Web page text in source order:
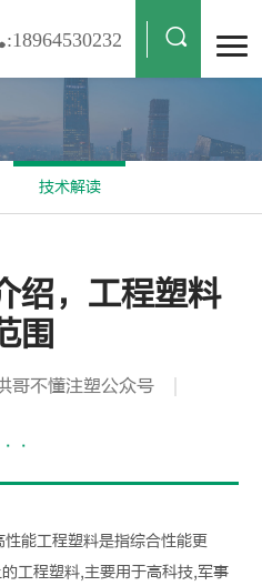
:18964530232
技术解读
绍，工程塑料
围
哥不懂注塑公众号
性能工程塑料是指综合性能更
工程塑料,主要用于高科技,军事